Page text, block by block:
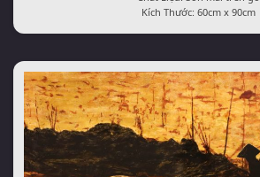
Kích Thước: 60cm x 90cm